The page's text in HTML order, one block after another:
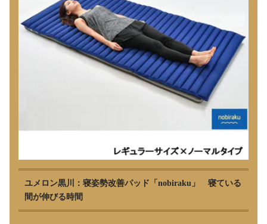
ユメロン黒川：寝姿勢改善パッド「nobiraku」 寝ている
間が伸びる時間